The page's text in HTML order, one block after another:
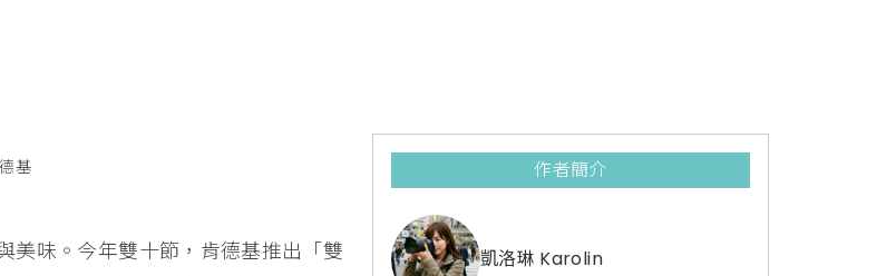
基
美味。今年雙十節，肯德基推出「雙
作者簡介
凱洛琳 Karolin